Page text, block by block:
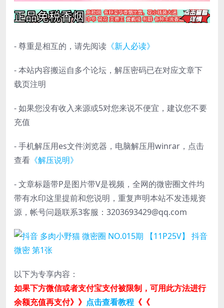
- 尊重是相互的，请先阅读 《新人必读》
- 本站内容搬运自多个论坛，解压密码已在对应文章下
载页注明
- 如果您没有收入来源或5对您来说不便宜，建议您不要
充值
- 手机解压用es文件浏览器，电脑解压用winrar，点击
查看 《解压说明》
- 文章标题带P是图片带V是视频，全网的微密圈文件均
带有水印这里提前和您说明，重复声明本站不发违规资
源，帐号问题联系3客服：3203693429@qq.com
以下为专享内容：
如果下方微信或者支付宝支付被限制，可用此方法进行
余额充值再支付》》 点击查看教程 《《